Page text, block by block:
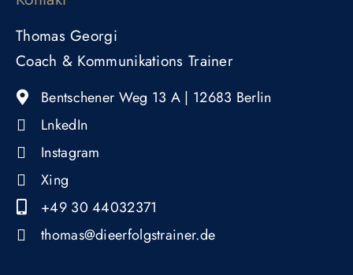
Thomas Georgi
Coach & Kommunikations Trainer
Bentschener Weg 13 A | 12683 Berlin ​
LnkedIn
Instagram
Xing
+49 30 44032371
thomas@dieerfolgstrainer.de